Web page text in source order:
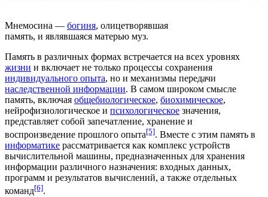
Мнемосина — богиня, олицетворявшая
память, и являвшаяся матерью муз.
Память в различных формах встречается на всех уровнях
жизни и включает не только процессы сохранения
индивидуального опыта, но и механизмы передачи
наследственной информации. В самом широком смысле
память, включая общебиологическое, биохимическое,
нейрофизиологическое и психологическое значения,
представляет собой запечатление, хранение и
воспроизведение прошлого опыта[5]. Вместе с этим память в
информатике рассматривается как комплекс устройств
вычислительной машины, предназначенных для хранения
информации различного назначения: входных данных,
программ и результатов вычислений, а также отдельных
команд[6].